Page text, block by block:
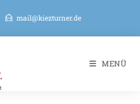
mail@kiezturner.de
MENÜ